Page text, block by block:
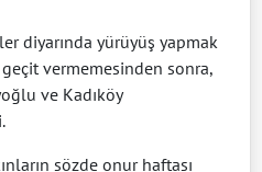
diyarında yürüyüş yapmak
vermemesinden sonra,
ve Kadıköy
sözde onur haftası